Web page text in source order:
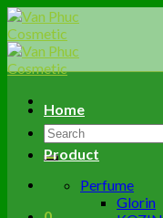
Skip
to
content
Tìm
kiếm:
Home
Product
Perfume
Glorin